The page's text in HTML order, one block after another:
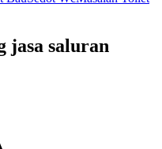
jasa saluran